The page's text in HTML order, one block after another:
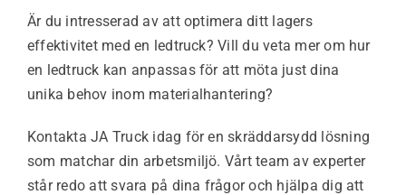
Är du intresserad av att optimera ditt lagers
effektivitet med en ledtruck? Vill du veta mer om hur
en ledtruck kan anpassas för att möta just dina
unika behov inom materialhantering?
Kontakta JA Truck idag för en skräddarsydd lösning
som matchar din arbetsmiljö. Vårt team av experter
står redo att svara på dina frågor och hjälpa dig att